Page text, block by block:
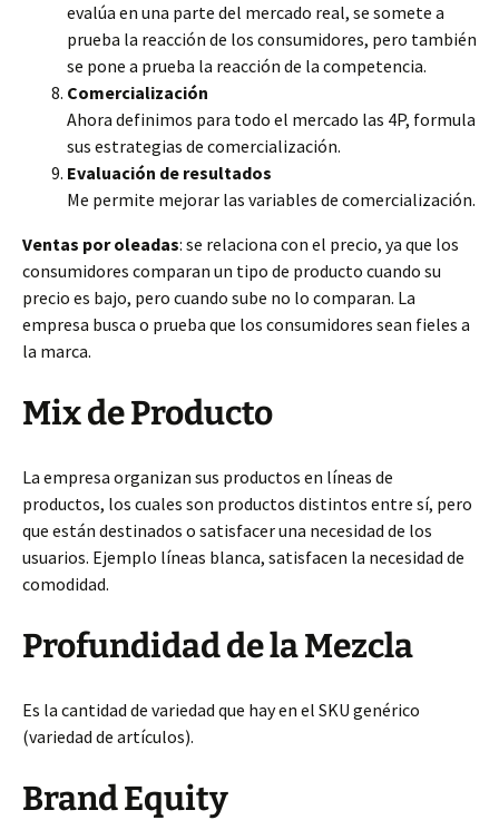
evalúa en una parte del mercado real, se somete a
prueba la reacción de los consumidores, pero también
se pone a prueba la reacción de la competencia.
Comercialización
Ahora definimos para todo el mercado las 4P, formula
sus estrategias de comercialización.
Evaluación de resultados
Me permite mejorar las variables de comercialización.
Ventas por oleadas: se relaciona con el precio, ya que los
consumidores comparan un tipo de producto cuando su
precio es bajo, pero cuando sube no lo comparan. La
empresa busca o prueba que los consumidores sean fieles a
la marca.
Mix de Producto
La empresa organizan sus productos en líneas de
productos, los cuales son productos distintos entre sí, pero
que están destinados o satisfacer una necesidad de los
usuarios. Ejemplo líneas blanca, satisfacen la necesidad de
comodidad.
Profundidad de la Mezcla
Es la cantidad de variedad que hay en el SKU genérico
(variedad de artículos).
Brand Equity